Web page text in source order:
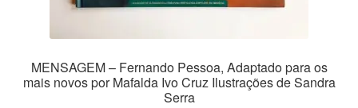
MENSAGEM – Fernando Pessoa, Adaptado para os
mais novos por Mafalda Ivo Cruz Ilustrações de Sandra
Serra